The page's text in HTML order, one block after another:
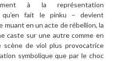
à la représentation
qu’en fait le pinku – devient
muant en un acte de rébellion, la
caste sur une autre comme en
scène de viol plus provocatrice
symbolique que par le choc